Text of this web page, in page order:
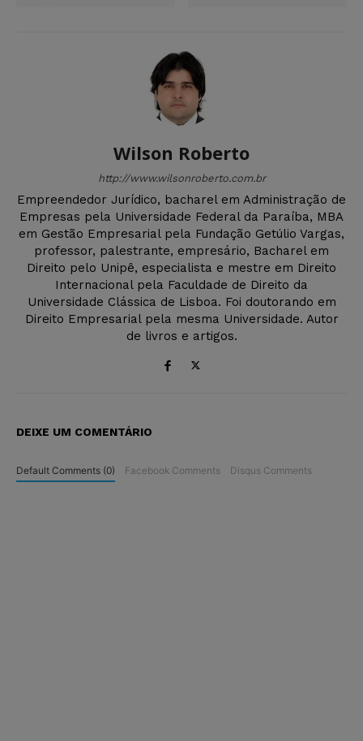
Wilson Roberto
http://www.wilsonroberto.com.br
Empreendedor Jurídico, bacharel em Administração de
Empresas pela Universidade Federal da Paraíba, MBA
em Gestão Empresarial pela Fundação Getúlio Vargas,
professor, palestrante, empresário, Bacharel em
Direito pelo Unipê, especialista e mestre em Direito
Internacional pela Faculdade de Direito da
Universidade Clássica de Lisboa. Foi doutorando em
Direito Empresarial pela mesma Universidade. Autor
de livros e artigos.
DEIXE UM COMENTÁRIO
Default Comments (0) Facebook Comments Disqus Comments